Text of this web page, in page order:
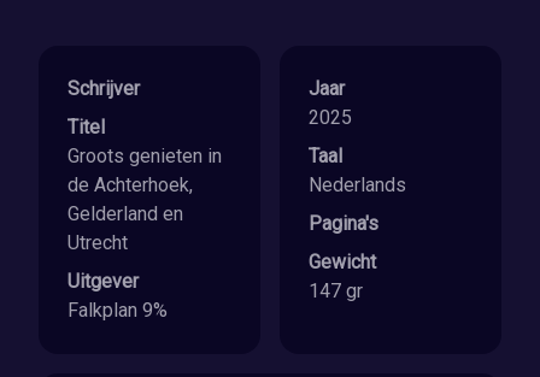
Schrijver
Titel
Groots genieten in
de Achterhoek,
Gelderland en
Utrecht
Uitgever
Falkplan 9%
Jaar
2025
Taal
Nederlands
Pagina's
Gewicht
147 gr